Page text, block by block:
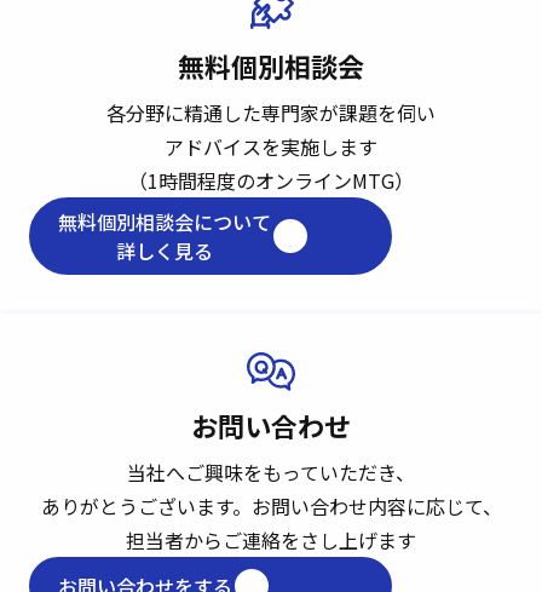
無料個別相談会
各分野に精通した専門家が課題を伺い
アドバイスを実施します
（1時間程度のオンラインMTG）
無料個別相談会について
詳しく見る
お問い合わせ
当社へご興味をもっていただき、
ありがとうございます。 お問い合わせ内容に応じて、
担当者からご連絡をさし上げます
お問い合わせをする